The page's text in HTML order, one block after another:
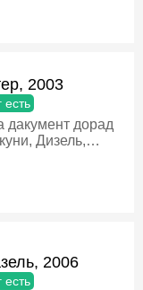
2003
есть
дакумент дорад
Дизель,
2006
есть